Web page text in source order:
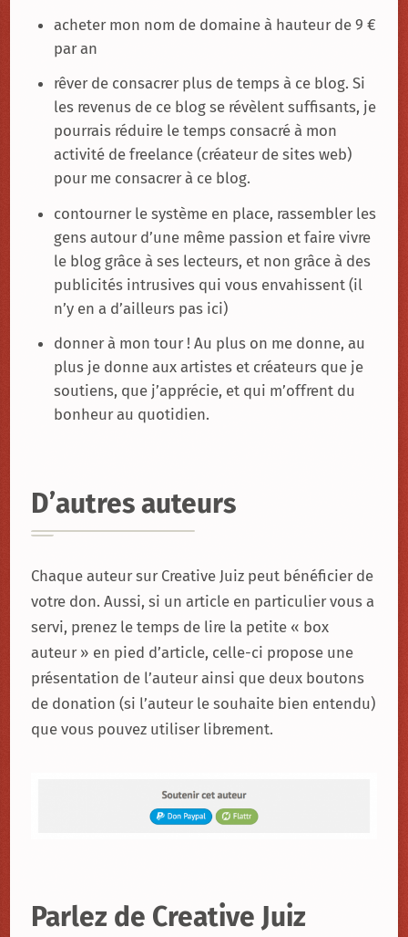
acheter mon nom de domaine à hauteur de 9 €
par an
rêver de consacrer plus de temps à ce blog. Si
les revenus de ce blog se révèlent suffisants, je
pourrais réduire le temps consacré à mon
activité de freelance (créateur de sites web)
pour me consacrer à ce blog.
contourner le système en place, rassembler les
gens autour d’une même passion et faire vivre
le blog grâce à ses lecteurs, et non grâce à des
publicités intrusives qui vous envahissent (il
n’y en a d’ailleurs pas ici)
donner à mon tour ! Au plus on me donne, au
plus je donne aux artistes et créateurs que je
soutiens, que j’apprécie, et qui m’offrent du
bonheur au quotidien.
D’autres auteurs
Chaque auteur sur Creative Juiz peut bénéficier de
votre don. Aussi, si un article en particulier vous a
servi, prenez le temps de lire la petite « box
auteur » en pied d’article, celle-ci propose une
présentation de l’auteur ainsi que deux boutons
de donation (si l’auteur le souhaite bien entendu)
que vous pouvez utiliser librement.
Parlez de Creative Juiz